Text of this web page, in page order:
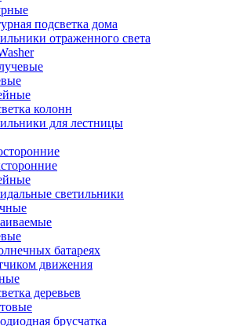
подсветка дома
отраженного света
колонн
для лестницы
светильники
батареях
движения
деревьев
брусчатка